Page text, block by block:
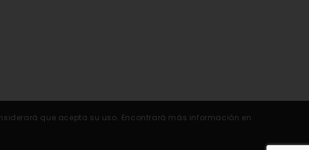
que acepta su uso. Encontrará más información en